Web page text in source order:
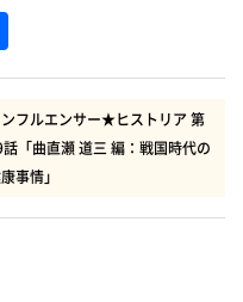
有
フルエンサー★ヒストリア 第
「曲直瀬 道三 編：戦国時代の
事情」